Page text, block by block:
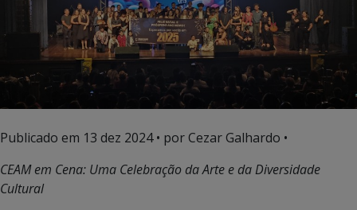
Publicado em 13 dez 2024• por Cezar Galhardo •
CEAM em Cena: Uma Celebração da Arte e da Diversidade
Cultural